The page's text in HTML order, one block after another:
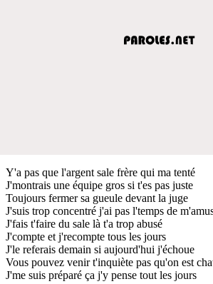
Y'a pas que l'argent sale frère qui ma tenté
J'montrais une équipe gros si t'es pas juste
Toujours fermer sa gueule devant la juge
J'suis trop concentré j'ai pas l'temps de
J'fais t'faire du sale là t'a trop abusé
J'compte et j'recompte tous les jours
J'le referais demain si aujourd'hui j'échoue
Vous pouvez venir t'inquiète pas qu'on est
J'me suis préparé ça j'y pense tout les jours